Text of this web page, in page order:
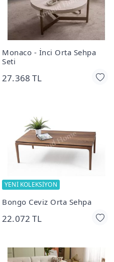
Monaco - İnci Orta Sehpa
Seti
27.368 TL
YENİ KOLEKSİYON
Bongo Ceviz Orta Sehpa
22.072 TL